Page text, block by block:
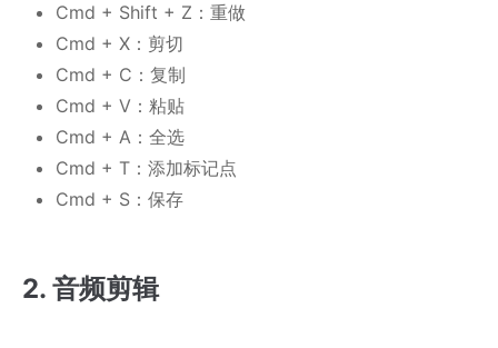
Cmd + Shift + Z：重做
Cmd + X：剪切
Cmd + C：复制
Cmd + V：粘贴
Cmd + A：全选
Cmd + T：添加标记点
Cmd + S：保存
2. 音频剪辑